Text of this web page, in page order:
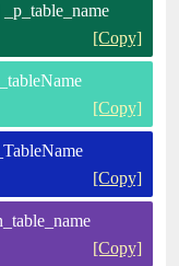
[Copy]
[Copy]
[Copy]
[Copy]